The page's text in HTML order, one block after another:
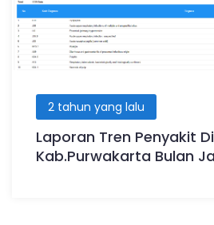
2 tahun yang lalu
Laporan Tren Penyakit
Kab.Purwakarta Bulan